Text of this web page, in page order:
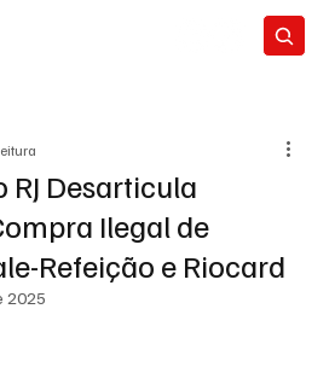
RJ Desarticula
Ilegal de
Refeição e Riocard
2025